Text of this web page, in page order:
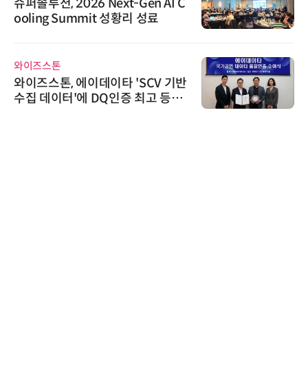
슈퍼솔루션, 2026 Next-Gen AI C
ooling Summit 성황리 성료
와이즈스톤
와이즈스톤, 에이데이타 'SCV 기반
수집 데이터'에 DQ인증 최고 등급